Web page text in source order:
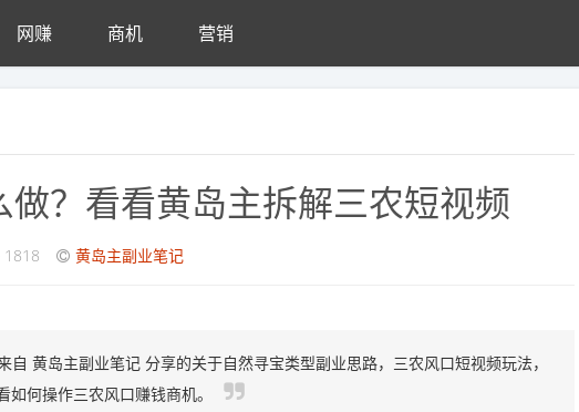
网赚 商机 营销
做？看看黄岛主拆解三农短视频
1818 黄岛主副业笔记
自 黄岛主副业笔记 分享的关于自然寻宝类型副业思路，三农风口短视频玩法，
何操作三农风口赚钱商机。